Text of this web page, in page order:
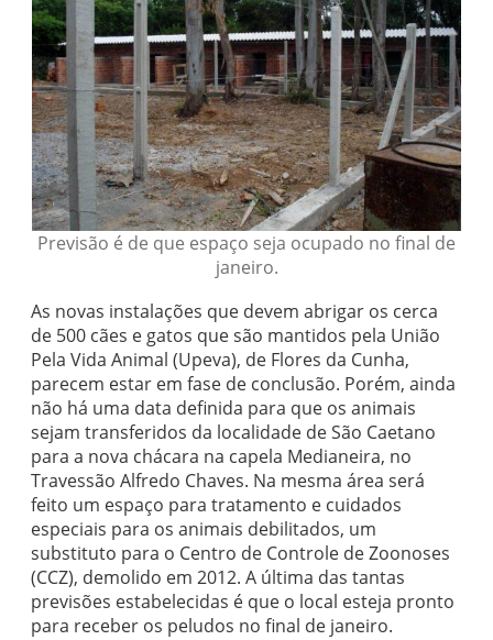
Previsão é de que espaço seja ocupado no final de
janeiro.
As novas instalações que devem abrigar os cerca
de 500 cães e gatos que são mantidos pela União
Pela Vida Animal (Upeva), de Flores da Cunha,
parecem estar em fase de conclusão. Porém, ainda
não há uma data definida para que os animais
sejam transferidos da localidade de São Caetano
para a nova chácara na capela Medianeira, no
Travessão Alfredo Chaves. Na mesma área será
feito um espaço para tratamento e cuidados
especiais para os animais debilitados, um
substituto para o Centro de Controle de Zoonoses
(CCZ), demolido em 2012. A última das tantas
previsões estabelecidas é que o local esteja pronto
para receber os peludos no final de janeiro.